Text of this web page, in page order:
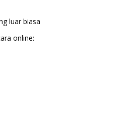
luar biasa
online: